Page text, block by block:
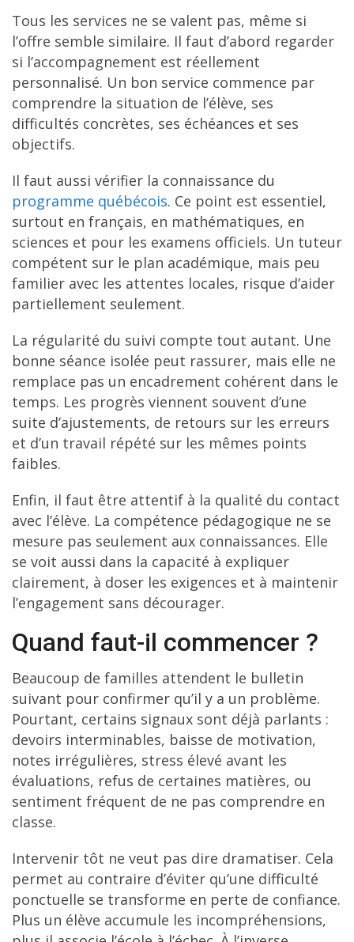
Tous les services ne se valent pas, même si
l’offre semble similaire. Il faut d’abord regarder
si l’accompagnement est réellement
personnalisé. Un bon service commence par
comprendre la situation de l’élève, ses
difficultés concrètes, ses échéances et ses
objectifs.
Il faut aussi vérifier la connaissance du
programme québécois. Ce point est essentiel,
surtout en français, en mathématiques, en
sciences et pour les examens officiels. Un tuteur
compétent sur le plan académique, mais peu
familier avec les attentes locales, risque d’aider
partiellement seulement.
La régularité du suivi compte tout autant. Une
bonne séance isolée peut rassurer, mais elle ne
remplace pas un encadrement cohérent dans le
temps. Les progrès viennent souvent d’une
suite d’ajustements, de retours sur les erreurs
et d’un travail répété sur les mêmes points
faibles.
Enfin, il faut être attentif à la qualité du contact
avec l’élève. La compétence pédagogique ne se
mesure pas seulement aux connaissances. Elle
se voit aussi dans la capacité à expliquer
clairement, à doser les exigences et à maintenir
l’engagement sans décourager.
Quand faut-il commencer ?
Beaucoup de familles attendent le bulletin
suivant pour confirmer qu’il y a un problème.
Pourtant, certains signaux sont déjà parlants :
devoirs interminables, baisse de motivation,
notes irrégulières, stress élevé avant les
évaluations, refus de certaines matières, ou
sentiment fréquent de ne pas comprendre en
classe.
Intervenir tôt ne veut pas dire dramatiser. Cela
permet au contraire d’éviter qu’une difficulté
ponctuelle se transforme en perte de confiance.
Plus un élève accumule les incompréhensions,